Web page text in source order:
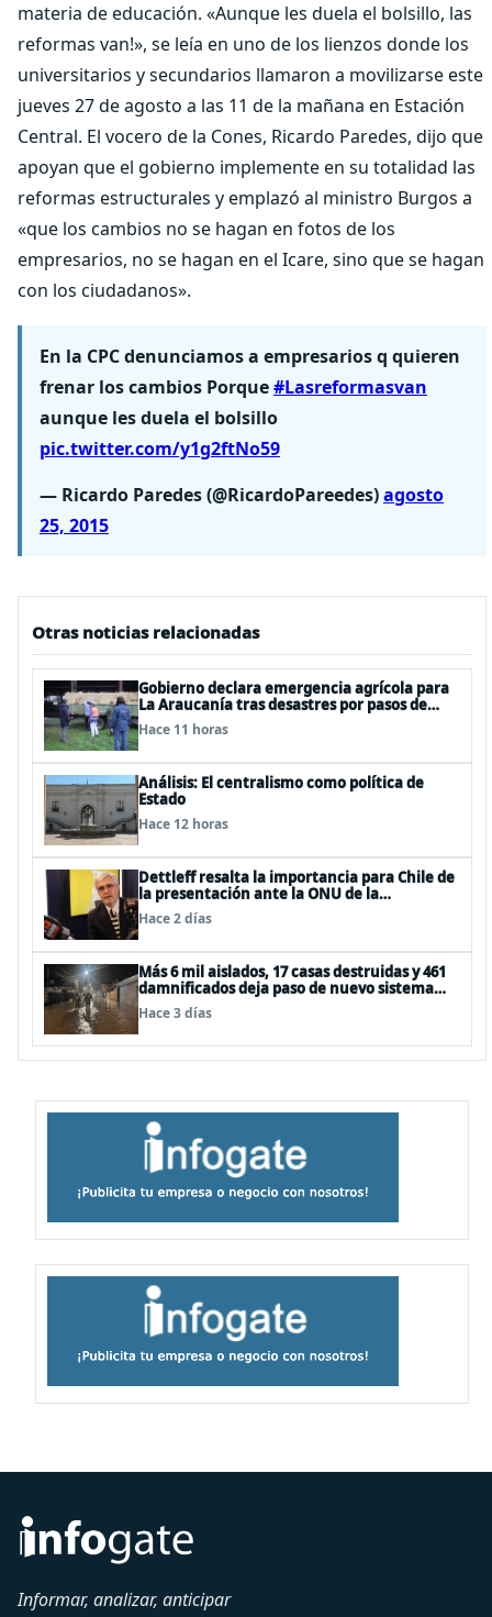
materia de educación. «Aunque les duela el bolsillo, las
reformas van!», se leía en uno de los lienzos donde los
universitarios y secundarios llamaron a movilizarse este
jueves 27 de agosto a las 11 de la mañana en Estación
Central. El vocero de la Cones, Ricardo Paredes, dijo que
apoyan que el gobierno implemente en su totalidad las
reformas estructurales y emplazó al ministro Burgos a
«que los cambios no se hagan en fotos de los
empresarios, no se hagan en el Icare, sino que se hagan
con los ciudadanos».
En la CPC denunciamos a empresarios q quieren
frenar los cambios Porque#Lasreformasvan
aunque les duela el bolsillo
pic.twitter.com/y1g2ftNo59
— Ricardo Paredes (@RicardoPareedes)agosto
25, 2015
Otras noticias relacionadas
Gobierno declara emergencia agrícola para
La Araucanía tras desastres por pasos de
sistemas frontales
Hace 11 horas
Análisis: El centralismo como política de
Estado
Hace 12 horas
Dettleff resalta la importancia para Chile de
la presentación ante la ONU de la
Plataforma Continental Extendida del
Archipiélago Juan Fernández
Hace 2 días
Más 6 mil aislados, 17 casas destruidas y 461
damnificados deja paso de nuevo sistema
frontal
Hace 3 días
Informar, analizar, anticipar